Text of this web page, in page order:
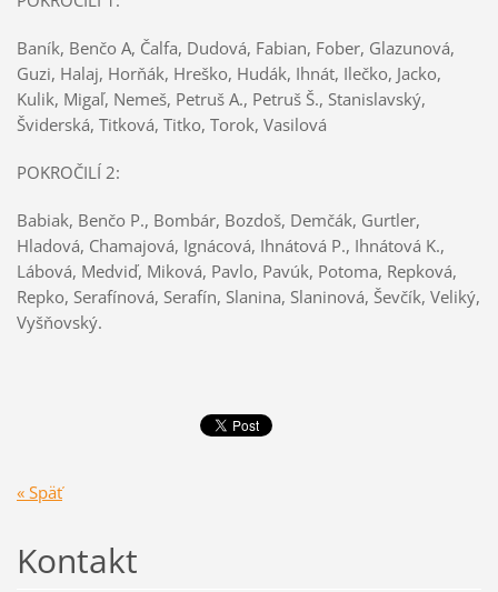
Baník, Benčo A, Čalfa, Dudová, Fabian, Fober, Glazunová,
Guzi, Halaj, Horňák, Hreško, Hudák, Ihnát, Ilečko, Jacko,
Kulik, Migaľ, Nemeš, Petruš A., Petruš Š., Stanislavský,
Šviderská, Titková, Titko, Torok, Vasilová
POKROČILÍ 2:
Babiak, Benčo P., Bombár, Bozdoš, Demčák, Gurtler,
Hladová, Chamajová, Ignácová, Ihnátová P., Ihnátová K.,
Lábová, Medviď, Miková, Pavlo, Pavúk, Potoma, Repková,
Repko, Serafínová, Serafín, Slanina, Slaninová, Ševčík, Veliký,
Vyšňovský.
« Späť
Kontakt